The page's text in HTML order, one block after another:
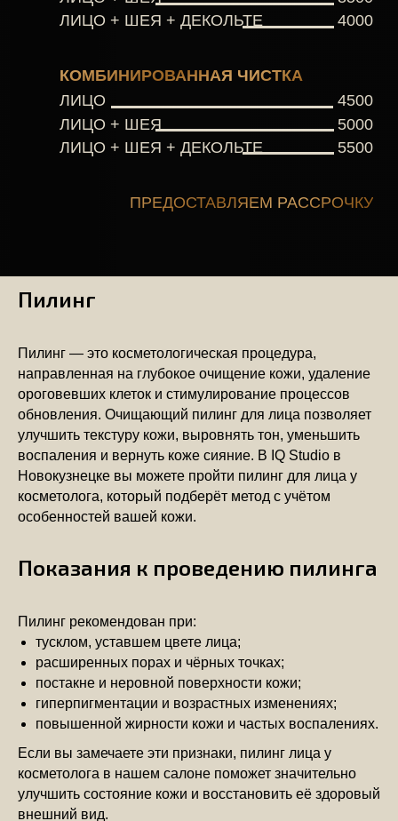
Пилинг
Пилинг — это косметологическая процедура,
направленная на глубокое очищение кожи, удаление
ороговевших клеток и стимулирование процессов
обновления. Очищающий пилинг для лица позволяет
улучшить текстуру кожи, выровнять тон, уменьшить
воспаления и вернуть коже сияние. В IQ Studio в
Новокузнецке вы можете пройти пилинг для лица у
косметолога, который подберёт метод с учётом
особенностей вашей кожи.
Показания к проведению пилинга
Пилинг рекомендован при:
тусклом, уставшем цвете лица;
расширенных порах и чёрных точках;
постакне и неровной поверхности кожи;
гиперпигментации и возрастных изменениях;
повышенной жирности кожи и частых воспалениях.
Если вы замечаете эти признаки, пилинг лица у
косметолога в нашем салоне поможет значительно
улучшить состояние кожи и восстановить её здоровый
внешний вид.